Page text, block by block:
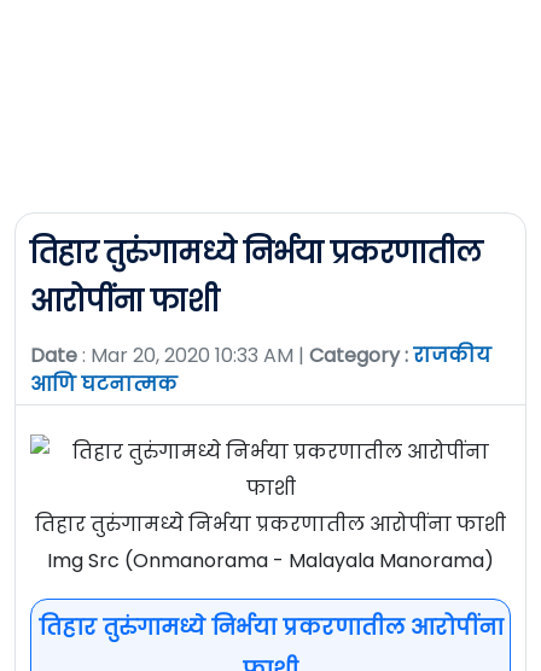
तिहार तुरुंगामध्ये निर्भया प्रकरणातील
आरोपींना फाशी
Date: Mar 20, 2020 10:33 AM | Category :राजकीय
आणि घटनात्मक
तिहार तुरुंगामध्ये निर्भया प्रकरणातील आरोपींना फाशी
Img Src (Onmanorama - Malayala Manorama)
तिहार तुरुंगामध्ये निर्भया प्रकरणातील आरोपींना